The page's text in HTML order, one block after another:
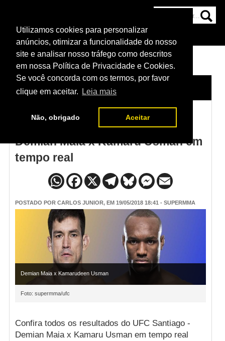
Utilizamos cookies para personalizar
anúncios, otimizar a funcionalidade do nosso
site e analisar nosso tráfego como descritos
em nossa Política de Privacidade e Cookies.
Se você concorda com os termos, por favor
clique em aceitar.
Leia mais
Não, obrigado Aceitar
NOTÍCIAS
HOME NOTÍCIAS
Resultados do UFC Santiago -
Demian Maia x Kamaru Usman em
tempo real
POSTADO POR CARLOS JUNIOR, EM 19/05/2018 18:41 - SUPERMMA
Demian Maia x Kamarudeen Usman
Foto: supermma/ufc
Confira todos os resultados do UFC Santiago -
Demian Maia x Kamaru Usman em tempo real